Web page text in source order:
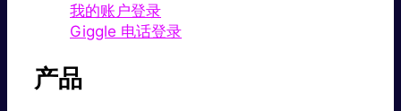
我的账户登录
Giggle 电话登录
产品